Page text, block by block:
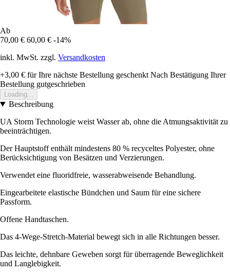
Ab
70,00 € 60,00 € -14%
inkl. MwSt. zzgl. Versandkosten
+3,00 € für Ihre nächste Bestellung geschenkt Nach Bestätigung Ihrer
Bestellung gutgeschrieben
Loading...
Beschreibung
UA Storm Technologie weist Wasser ab, ohne die Atmungsaktivität zu
beeinträchtigen.
Der Hauptstoff enthält mindestens 80 % recyceltes Polyester, ohne
Berücksichtigung von Besätzen und Verzierungen.
Verwendet eine fluoridfreie, wasserabweisende Behandlung.
Eingearbeitete elastische Bündchen und Saum für eine sichere
Passform.
Offene Handtaschen.
Das 4-Wege-Stretch-Material bewegt sich in alle Richtungen besser.
Das leichte, dehnbare Geweben sorgt für überragende Beweglichkeit
und Langlebigkeit.